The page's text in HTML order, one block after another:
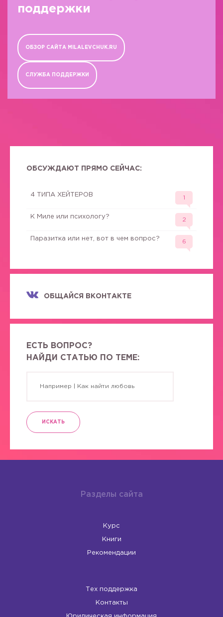
поддержки
ОБЗОР САЙТА MILALEVCHUK.RU
СЛУЖБА ПОДДЕРЖКИ
ОБСУЖДАЮТ ПРЯМО СЕЙЧАС:
4 ТИПА ХЕЙТЕРОВ
1
К Миле или психологу?
2
Паразитка или нет, вот в чем вопрос?
6
ОБЩАЙСЯ ВКОНТАКТЕ
ЕСТЬ ВОПРОС?
НАЙДИ СТАТЬЮ ПО ТЕМЕ:
ИСКАТЬ
Разделы сайта
Курс
Книги
Рекомендации
Тех поддержка
Контакты